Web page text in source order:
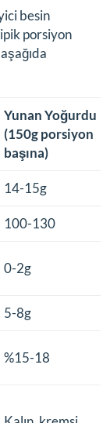
besin
porsiyon
Yunan Yoğurdu
(150g porsiyon
başına)
14-15g
100-130
0-2g
5-8g
%15-18